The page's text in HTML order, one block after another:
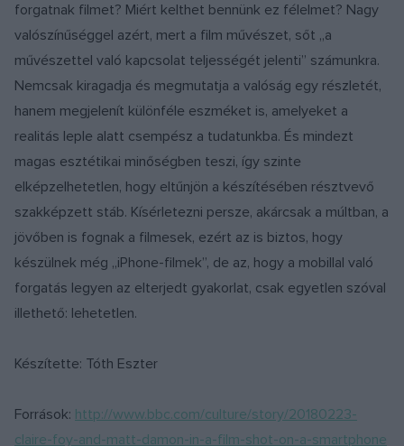
forgatnak filmet? Miért kelthet bennünk ez félelmet? Nagy
valószínűséggel azért, mert a film művészet, sőt „a
művészettel való kapcsolat teljességét jelenti” számunkra.
Nemcsak kiragadja és megmutatja a valóság egy részletét,
hanem megjelenít különféle eszméket is, amelyeket a
realitás leple alatt csempész a tudatunkba. És mindezt
magas esztétikai minőségben teszi, így szinte
elképzelhetetlen, hogy eltűnjön a készítésében résztvevő
szakképzett stáb. Kísérletezni persze, akárcsak a múltban, a
jövőben is fognak a filmesek, ezért az is biztos, hogy
készülnek még „iPhone-filmek”, de az, hogy a mobillal való
forgatás legyen az elterjedt gyakorlat, csak egyetlen szóval
illethető: lehetetlen.
Készítette: Tóth Eszter
Források: http://www.bbc.com/culture/story/20180223-
claire-foy-and-matt-damon-in-a-film-shot-on-a-smartphone